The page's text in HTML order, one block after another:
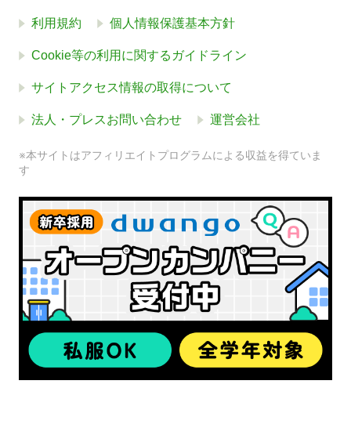
利用規約 個人情報保護基本方針
Cookie等の利用に関するガイドライン
サイトアクセス情報の取得について
法人・プレスお問い合わせ 運営会社
※本サイトはアフィリエイトプログラムによる収益を得ていま
す